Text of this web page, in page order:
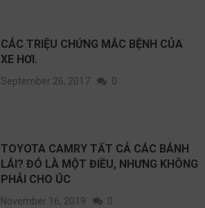
CÁC TRIỆU CHỨNG MẮC BỆNH CỦA
XE HƠI.
September 26, 2017 0
TOYOTA CAMRY TẤT CẢ CÁC BÁNH
LÁI? ĐÓ LÀ MỘT ĐIỀU, NHƯNG KHÔNG
PHẢI CHO ÚC
November 16, 2019 0